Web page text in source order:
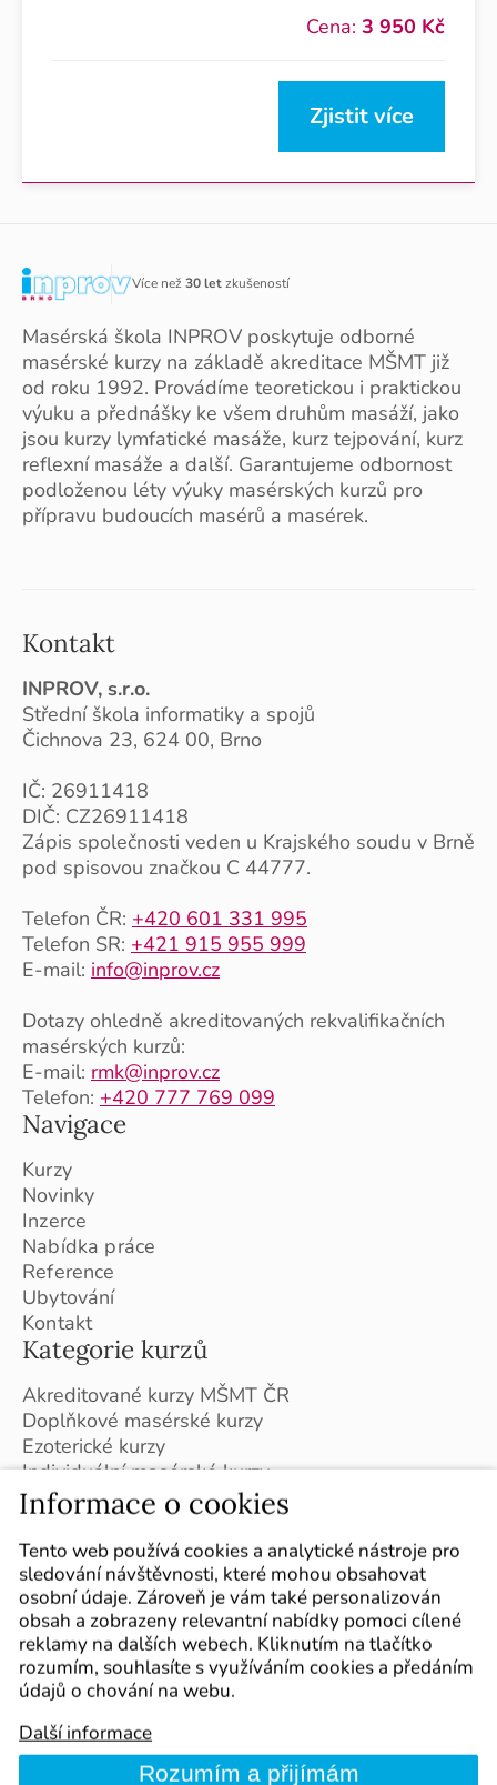
Cena: 3 950 Kč
Zjistit více
Více než30 letzkušeností
Masérská škola INPROV poskytuje odborné
masérské kurzy na základě akreditace MŠMT již
od roku 1992. Provádíme teoretickou i praktickou
výuku a přednášky ke všem druhům masáží, jako
jsou kurzy lymfatické masáže, kurz tejpování, kurz
reflexní masáže a další. Garantujeme odbornost
podloženou léty výuky masérských kurzů pro
přípravu budoucích masérů a masérek.
Kontakt
INPROV, s.r.o.
Střední škola informatiky a spojů
Čichnova 23, 624 00, Brno
IČ: 26911418
DIČ: CZ26911418
Zápis společnosti veden u Krajského soudu v Brně
pod spisovou značkou C 44777.
Telefon ČR: +420 601 331 995
Telefon SR: +421 915 955 999
E-mail: info@inprov.cz
Dotazy ohledně akreditovaných rekvalifikačních
masérských kurzů:
E-mail: rmk@inprov.cz
Telefon: +420 777 769 099
Navigace
Kurzy
Novinky
Inzerce
Nabídka práce
Reference
Ubytování
Kontakt
Kategorie kurzů
Akreditované kurzy MŠMT ČR
Doplňkové masérské kurzy
Ezoterické kurzy
Individuální masérské kurzy
Masérské kurzy - Slovensko
Plán kurzů pro školní rok 2026/2027
Sledujte nás
Označte nás ve svých příspěvcích :-)
KurzyCookie policyMapa webuObchodní podmínky
KontaktZásady ochrany osobních údajů
Informace o cookies
Tento web používá cookies a analytické nástroje pro
sledování návštěvnosti, které mohou obsahovat
osobní údaje. Zároveň je vám také personalizován
obsah a zobrazeny relevantní nabídky pomoci cílené
reklamy na dalších webech. Kliknutím na tlačítko
rozumím, souhlasíte s využíváním cookies a předáním
údajů o chování na webu.
Další informace
Rozumím a přijímám